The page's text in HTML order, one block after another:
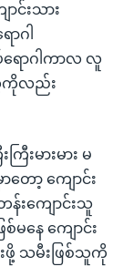
င်းသား
ဂါ
ောဂါကာလ လူ
ကိုလည်း
ြီးမားမား မ
ော့ ကျောင်း
းကျောင်းသူ
နေ ကျောင်း
သမီးဖြစ်သူကို